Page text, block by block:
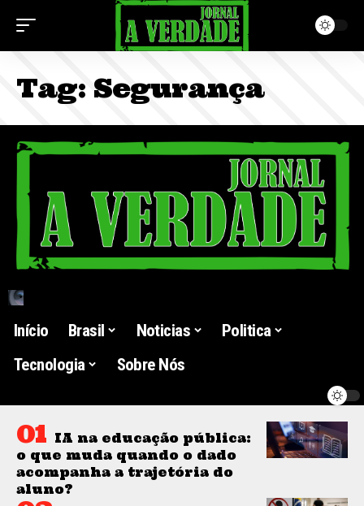
Tag: Segurança
Início Brasil Noticias
Politica
Tecnologia
Sobre Nós
IA na educação pública:
o que muda quando o dado
acompanha a trajetória do
aluno?